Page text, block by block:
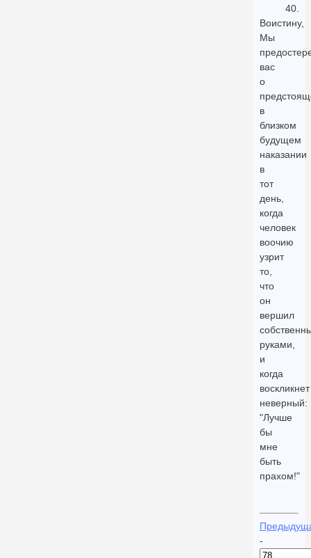
40.
Воистину,
Мы
вас
о
в
близком
будущем
наказании
в
тот
день,
когда
человек
воочию
узрит
то,
что
он
вершил
руками,
и
когда
воскликнет
неверный:
"Лучше
бы
мне
быть
прахом!"
-